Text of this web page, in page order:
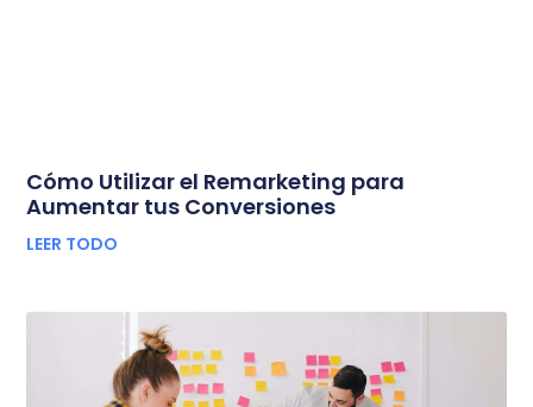
Cómo Utilizar el Remarketing para
Aumentar tus Conversiones
LEER TODO